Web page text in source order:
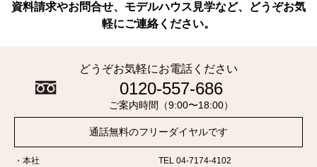
資料請求やお問合せ、モデルハウス見学など、どうぞお気
軽にご連絡ください。
どうぞお気軽にお電話ください
0120-557-686
ご案内時間（9:00〜18:00）
通話無料のフリーダイヤルです
本社
TEL 04-7174-4102